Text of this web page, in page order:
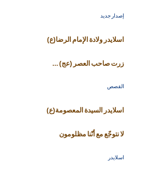
إصدار جديد
اسلايدر ولادة الإمام الرضا(ع)
زرت صاحب العصر (عج) ...
القصص
اسلايدر السيدة المعصومة(ع)
لا نتوجّع مع أنّنا مظلومون
اسلايدر